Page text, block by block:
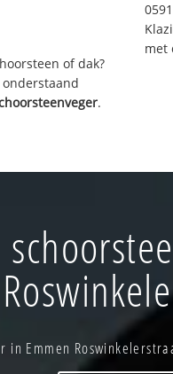
of dak?
.
met
in Emmen